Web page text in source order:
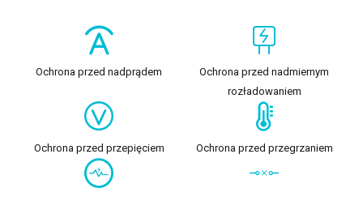
Ochrona przed nadprądem
Ochrona przed nadmiernym
rozładowaniem
Ochrona przed przepięciem Ochrona przed przegrzaniem